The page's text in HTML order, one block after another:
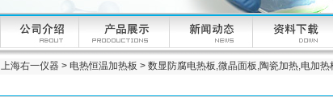
上海右一仪器 > 电热恒温加热板 > 数显防腐电热板,微晶面板,陶瓷加热,电加热